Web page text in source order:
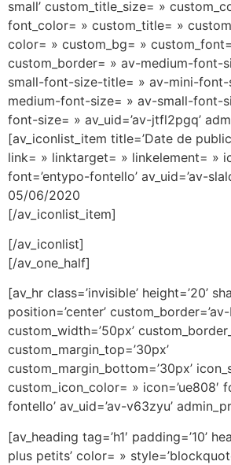
small’ custom_title_size= »
font_color= » custom_title= »
color= » custom_bg= »
custom_border= » av-medium-font-
small-font-size-title= » av-mini-
medium-font-size= » av-small-font-
font-size= » av_uid=’av-jtfl2pgq’
[av_iconlist_item title=’Date de
link= » linktarget= » linkelement= »
font=’entypo-fontello’ av_uid=’av-
05/06/2020
[/av_iconlist_item]
[/av_iconlist]
[/av_one_half]
[av_hr class=’invisible’ height=’20’
position=’center’
custom_width=’50px’
custom_margin_top=’30px’
custom_margin_bottom=’30px’
custom_icon_color= » icon=’ue808′
fontello’ av_uid=’av-v63zyu’
[av_heading tag=’h1′ padding=’10’
plus petits’ color= »